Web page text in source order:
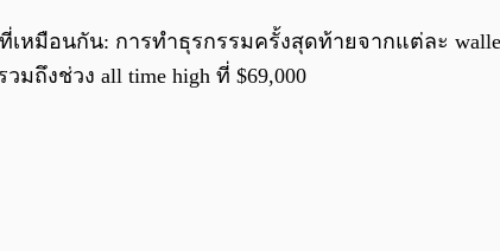
เหมือนกัน: การทำธุรกรรมครั้งสุดท้ายจากแต่ละ
มถึงช่วง all time high ที่ $69,000